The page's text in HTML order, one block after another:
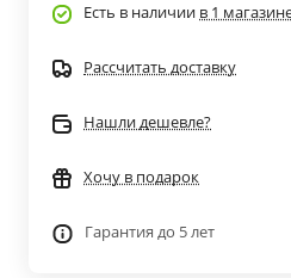
Есть в наличии в 1
Рассчитать доставку
Нашли дешевле?
Хочу в подарок
Гарантия до 5 лет